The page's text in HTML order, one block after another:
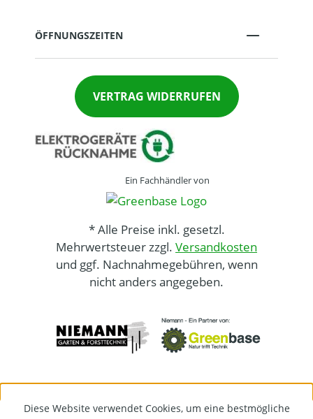
ÖFFNUNGSZEITEN
VERTRAG WIDERRUFEN
Ein Fachhändler von
* Alle Preise inkl. gesetzl.
Mehrwertsteuer zzgl. Versandkosten
und ggf. Nachnahmegebühren, wenn
nicht anders angegeben.
Diese Website verwendet Cookies, um eine bestmögliche